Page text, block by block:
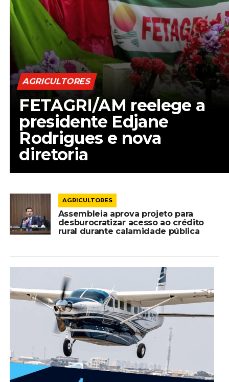
AGRICULTORES
FETAGRI/AM reelege a
presidente Edjane
Rodrigues e nova
diretoria
AGRICULTORES
Assembleia aprova projeto para
desburocratizar acesso ao crédito
rural durante calamidade pública